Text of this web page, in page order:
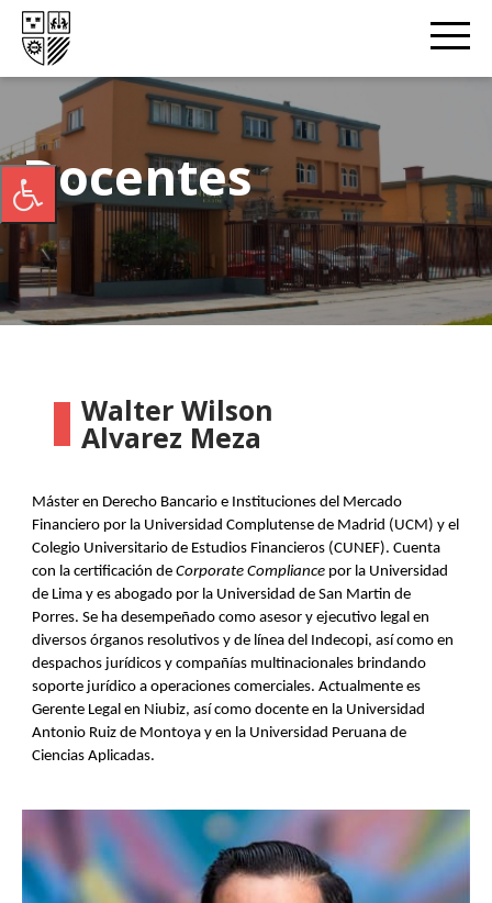
Docentes
Walter Wilson
Alvarez Meza
Máster en Derecho Bancario e Instituciones del Mercado
Financiero por la Universidad Complutense de Madrid (UCM) y el
Colegio Universitario de Estudios Financieros (CUNEF). Cuenta
con la certificación de Corporate Compliance por la Universidad
de Lima y es abogado por la Universidad de San Martin de
Porres. Se ha desempeñado como asesor y ejecutivo legal en
diversos órganos resolutivos y de línea del Indecopi, así como en
despachos jurídicos y compañías multinacionales brindando
soporte jurídico a operaciones comerciales. Actualmente es
Gerente Legal en Niubiz, así como docente en la Universidad
Antonio Ruiz de Montoya y en la Universidad Peruana de
Ciencias Aplicadas.